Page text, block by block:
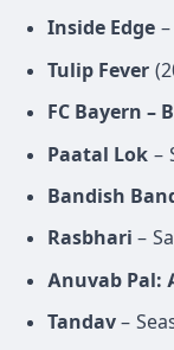
Inside Edge
Tulip Fever
FC Bayern –
Paatal Lok –
Bandish
Rasbhari –
Anuvab Pal:
Tandav –